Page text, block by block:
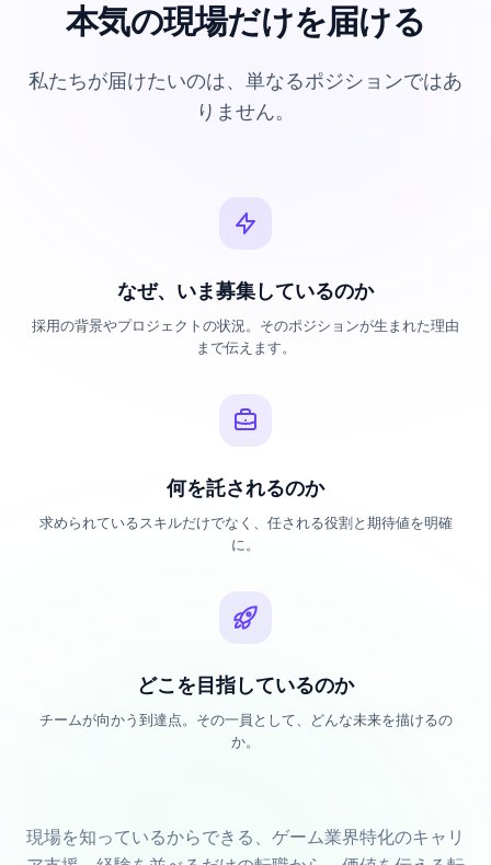
本気の現場だけを届ける
私たちが届けたいのは、単なるポジションではあ
りません。
なぜ、いま募集しているのか
採用の背景やプロジェクトの状況。そのポジションが生まれた理由
まで伝えます。
何を託されるのか
求められているスキルだけでなく、任される役割と期待値を明確
に。
どこを目指しているのか
チームが向かう到達点。その一員として、どんな未来を描けるの
か。
現場を知っているからできる、ゲーム業界特化のキャリ